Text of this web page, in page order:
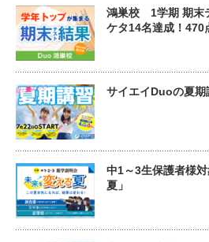
鴻巣校 1学期 期末
ケタ14名達成！470
サイエイDuoの夏期
中1～3生保護者様
夏」